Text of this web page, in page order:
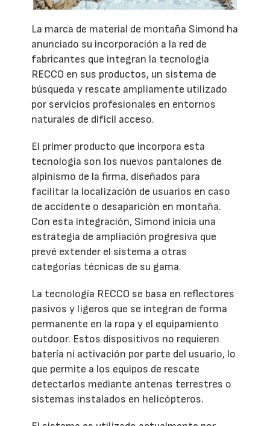
La marca de material de montaña Simond ha
anunciado su incorporación a la red de
fabricantes que integran la tecnología
RECCO en sus productos, un sistema de
búsqueda y rescate ampliamente utilizado
por servicios profesionales en entornos
naturales de difícil acceso.
El primer producto que incorpora esta
tecnología son los nuevos pantalones de
alpinismo de la firma, diseñados para
facilitar la localización de usuarios en caso
de accidente o desaparición en montaña.
Con esta integración, Simond inicia una
estrategia de ampliación progresiva que
prevé extender el sistema a otras
categorías técnicas de su gama.
La tecnología RECCO se basa en reflectores
pasivos y ligeros que se integran de forma
permanente en la ropa y el equipamiento
outdoor. Estos dispositivos no requieren
batería ni activación por parte del usuario, lo
que permite a los equipos de rescate
detectarlos mediante antenas terrestres o
sistemas instalados en helicópteros.